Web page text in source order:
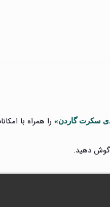
سکرت گاردن» را همراه با
گوش دهید.